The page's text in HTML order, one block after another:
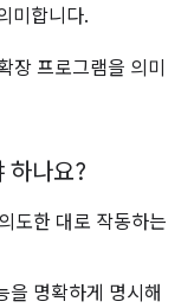
미합니다.
장 프로그램을 의미
하나요?
도한 대로 작동하는
을 명확하게 명시해